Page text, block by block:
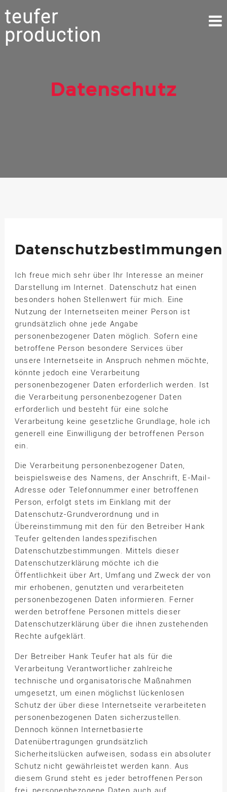
teufer
production
Datenschutz
Datenschutzbestimmungen
Ich freue mich sehr über Ihr Interesse an meiner
Darstellung im Internet. Datenschutz hat einen
besonders hohen Stellenwert für mich. Eine
Nutzung der Internetseiten meiner Person ist
grundsätzlich ohne jede Angabe
personenbezogener Daten möglich. Sofern eine
betroffene Person besondere Services über
unsere Internetseite in Anspruch nehmen möchte,
könnte jedoch eine Verarbeitung
personenbezogener Daten erforderlich werden. Ist
die Verarbeitung personenbezogener Daten
erforderlich und besteht für eine solche
Verarbeitung keine gesetzliche Grundlage, hole ich
generell eine Einwilligung der betroffenen Person
ein.
Die Verarbeitung personenbezogener Daten,
beispielsweise des Namens, der Anschrift, E-Mail-
Adresse oder Telefonnummer einer betroffenen
Person, erfolgt stets im Einklang mit der
Datenschutz-Grundverordnung und in
Übereinstimmung mit den für den Betreiber Hank
Teufer geltenden landesspezifischen
Datenschutzbestimmungen. Mittels dieser
Datenschutzerklärung möchte ich die
Öffentlichkeit über Art, Umfang und Zweck der von
mir erhobenen, genutzten und verarbeiteten
personenbezogenen Daten informieren. Ferner
werden betroffene Personen mittels dieser
Datenschutzerklärung über die ihnen zustehenden
Rechte aufgeklärt.
Der Betreiber Hank Teufer hat als für die
Verarbeitung Verantwortlicher zahlreiche
technische und organisatorische Maßnahmen
umgesetzt, um einen möglichst lückenlosen
Schutz der über diese Internetseite verarbeiteten
personenbezogenen Daten sicherzustellen.
Dennoch können Internetbasierte
Datenübertragungen grundsätzlich
Sicherheitslücken aufweisen, sodass ein absoluter
Schutz nicht gewährleistet werden kann. Aus
diesem Grund steht es jeder betroffenen Person